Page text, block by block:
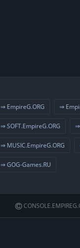
⇒ EmpireG.ORG ⇒
⇒ SOFT.EmpireG.ORG ⇒
⇒ MUSIC.EmpireG.ORG
⇒ GOG-Games.RU